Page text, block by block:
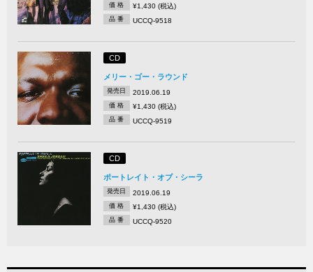
価 格 ¥1,430 (税込)
品 番 UCCQ-9518
CD
メリー・ゴー・ラウンド
発売日 2019.06.19
価 格 ¥1,430 (税込)
品 番 UCCQ-9519
CD
ポートレイト・オブ・シーラ
発売日 2019.06.19
価 格 ¥1,430 (税込)
品 番 UCCQ-9520